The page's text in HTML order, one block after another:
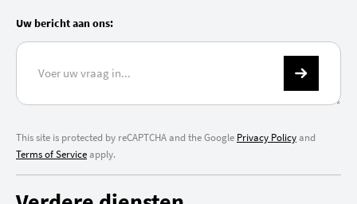
Uw bericht aan ons:
This site is protected by reCAPTCHA and the Google Privacy Policyand
Terms of Serviceapply.